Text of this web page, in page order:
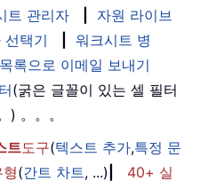
트 관리자
자원 라이브
선택기
워크시트 병
목록으로 이메일 보내기
(굵은 글꼴이 있는 셀 필터
) 。。。
트도구(텍스트 추가,특정 문
형(간트 차트, ...)
40+ 실